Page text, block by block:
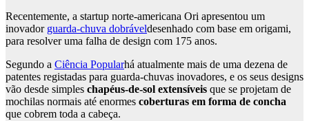
Recentemente, a startup norte-americana Ori apresentou um
inovador guarda-chuva dobráveldesenhado com base em origami,
para resolver uma falha de design com 175 anos.
Segundo a Ciência Popularhá atualmente mais de uma dezena de
patentes registadas para guarda-chuvas inovadores, e os seus designs
vão desde simples chapéus-de-sol extensíveis que se projetam de
mochilas normais até enormes coberturas em forma de concha
que cobrem toda a cabeça.